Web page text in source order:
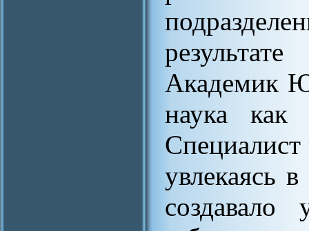
Академик
наука
Специалист
увлекаясь
создавало